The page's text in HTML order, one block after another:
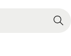
Search